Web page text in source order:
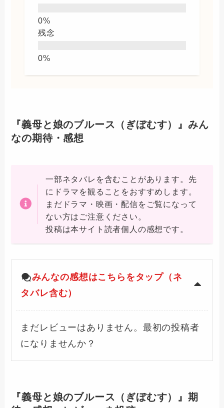
残念
『義母と娘のブルース（ぎぼむす）』みん
なの期待・感想
一部ネタバレを含むことがあります。先
にドラマを観ることをおすすめします。
まだドラマ・映画・配信をご覧になって
ない方はご注意ください。
投稿は本サイト読者個人の感想です。
みんなの感想はこちらをタップ（ネ
タバレ含む）
まだレビューはありません。最初の投稿者
になりませんか？
『義母と娘のブルース（ぎぼむす）』期